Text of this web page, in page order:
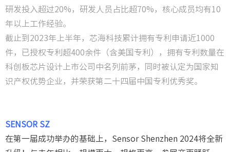
研发投入超过20%，研发人员占比超70%，核心成员均有10
年以上工作经验。
截止到2023年上半年，芯海科技累计拥有专利申请近1000
件，已授权专利超400余件（含美国专利），拥有专利数量在
科创板芯片设计上市公司中名列前茅，同时被认定为国家知
识产权优势企业，并荣获第二十四届中国专利优秀奖。
SENSOR SZ
在第一届成功举办的基础上，Sensor Shenzhen 2024将全新